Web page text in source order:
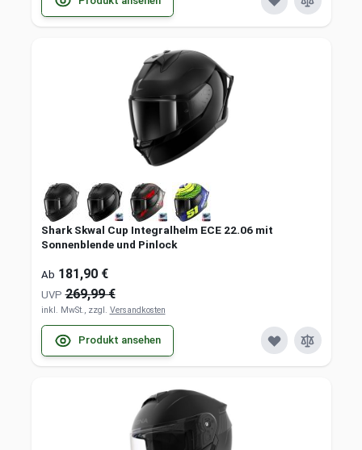
Shark Skwal Cup Integralhelm ECE 22.06 mit
Sonnenblende und Pinlock
Ab 181,90 €
UVP 269,99 €
inkl. MwSt., zzgl. Versandkosten
Produkt ansehen